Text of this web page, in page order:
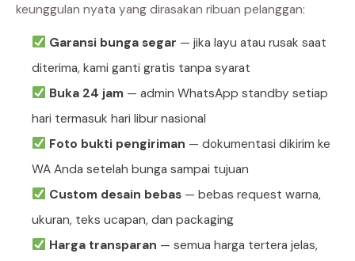
keunggulan nyata yang dirasakan ribuan pelanggan:
Garansi bunga segar — jika layu atau rusak saat
diterima, kami ganti gratis tanpa syarat
Buka 24 jam— admin WhatsApp standby setiap
hari termasuk hari libur nasional
Foto bukti pengiriman — dokumentasi dikirim ke
WA Anda setelah bunga sampai tujuan
Custom desain bebas— bebas request warna,
ukuran, teks ucapan, dan packaging
Harga transparan — semua harga tertera jelas,